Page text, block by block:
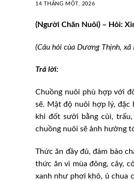
14 THÁNG MỘT, 2026
(Người Chăn Nuôi) – Hỏi:
(Câu hỏi của Dương Thịnh, xã
Trả lời:
Chuồng nuôi phù hợp với
sẽ. Mật độ nuôi hợp lý, đặc
khi đốt sưởi bằng củi,
chuồng nuôi sẽ ảnh hưởng
Thức ăn đầy đủ, đảm bảo
thức ăn vì mùa đông, cây,
xanh như phơi khô, ủ chua